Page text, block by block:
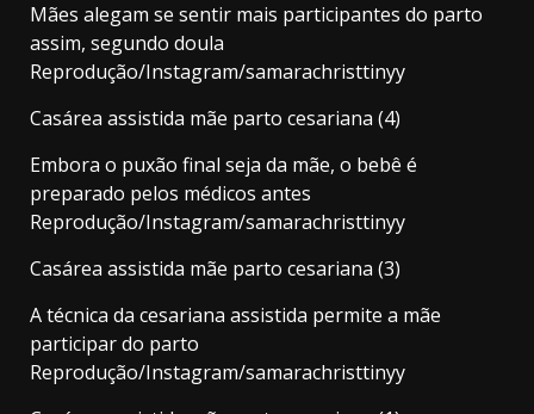
Mães alegam se sentir mais participantes do parto
assim, segundo doula
Reprodução/Instagram/samarachristtinyy
Casárea assistida mãe parto cesariana (4)
Embora o puxão final seja da mãe, o bebê é
preparado pelos médicos antes
Reprodução/Instagram/samarachristtinyy
Casárea assistida mãe parto cesariana (3)
A técnica da cesariana assistida permite a mãe
participar do parto
Reprodução/Instagram/samarachristtinyy